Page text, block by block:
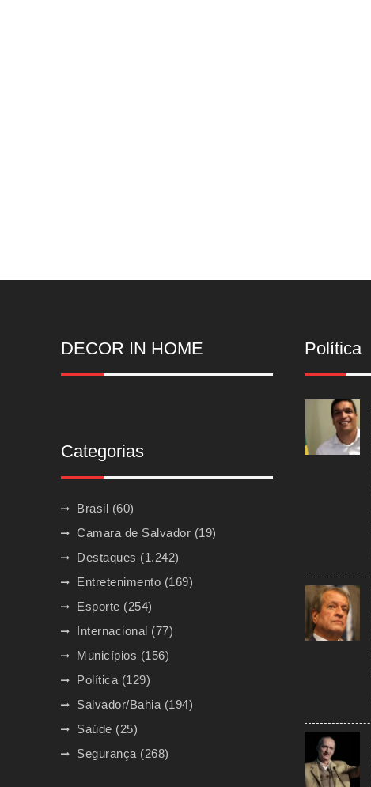
DECOR IN HOME
Categorias
Brasil (60)
Camara de Salvador (19)
Destaques (1.242)
Entretenimento (169)
Esporte (254)
Internacional (77)
Municípios (156)
Política (129)
Salvador/Bahia (194)
Saúde (25)
Segurança (268)
Política